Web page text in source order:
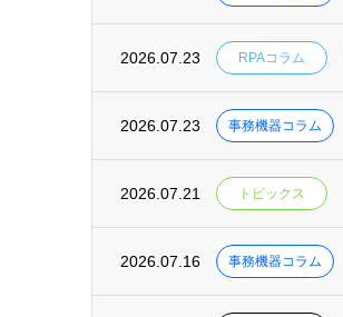
2026.07.23 RPAコラム
2026.07.23 事務機器コラム
2026.07.21 トピックス
2026.07.16 事務機器コラム